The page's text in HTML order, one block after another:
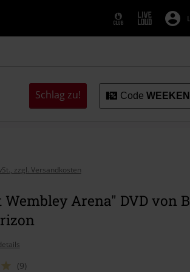
Schlag zu! Code
zzgl. Versandkosten
Wembley Arena" DVD von
(9)